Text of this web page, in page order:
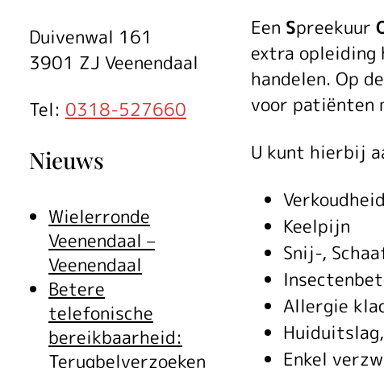
Een Spreekuur
extra opleiding
handelen. Op
voor patiënten
U kunt hierbij
Keelpijn
Snij-,
Allergie
Enkel
Duivenwal 161
3901 ZJ Veenendaal
Tel: 0318-527660
Nieuws
Wielerronde
Veenendaal –
Veenendaal
Betere
telefonische
bereikbaarheid:
Terugbelverzoeken